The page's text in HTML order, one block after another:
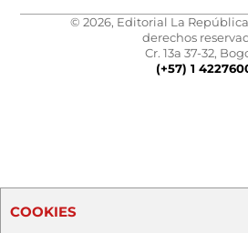
© 2026, Editorial La República
derechos
Cr. 13a 37-32,
(+57) 1
COOKIES